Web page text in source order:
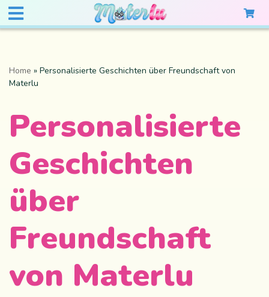
Home » Personalisierte Geschichten über Freundschaft von
Materlu
Personalisierte
Geschichten
über
Freundschaft
von Materlu